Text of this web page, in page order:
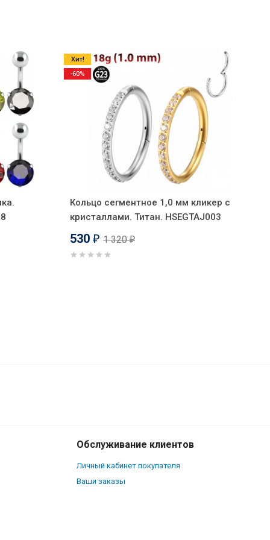
Кольцо сегментное 1,0 мм кликер с
кристаллами. Титан. HSEGTAJ003
530 ₽ 1 320₽
Хит!
-60%
Обслуживание клиентов
Личный кабинет покупателя
Ваши заказы